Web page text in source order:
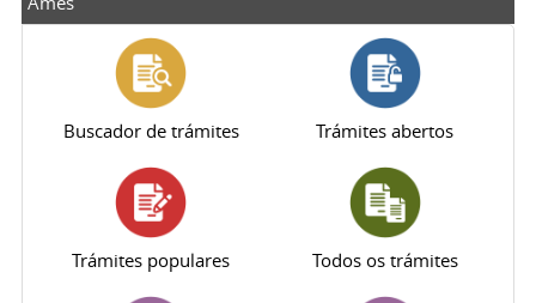
Buscador de trámites Trámites abertos
Trámites populares Todos os trámites